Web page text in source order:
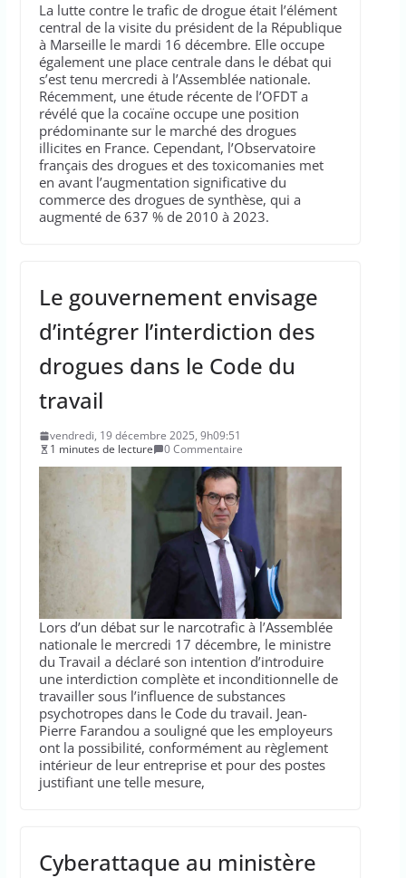
La lutte contre le trafic de drogue était l’élément
central de la visite du président de la République
à Marseille le mardi 16 décembre. Elle occupe
également une place centrale dans le débat qui
s’est tenu mercredi à l’Assemblée nationale.
Récemment, une étude récente de l’OFDT a
révélé que la cocaïne occupe une position
prédominante sur le marché des drogues
illicites en France. Cependant, l’Observatoire
français des drogues et des toxicomanies met
en avant l’augmentation significative du
commerce des drogues de synthèse, qui a
augmenté de 637 % de 2010 à 2023.
Le gouvernement envisage
d’intégrer l’interdiction des
drogues dans le Code du
travail
vendredi, 19 décembre 2025, 9h09:51
1 minutes de lecture
0 Commentaire
Lors d’un débat sur le narcotrafic à l’Assemblée
nationale le mercredi 17 décembre, le ministre
du Travail a déclaré son intention d’introduire
une interdiction complète et inconditionnelle de
travailler sous l’influence de substances
psychotropes dans le Code du travail. Jean-
Pierre Farandou a souligné que les employeurs
ont la possibilité, conformément au règlement
intérieur de leur entreprise et pour des postes
justifiant une telle mesure,
Cyberattaque au ministère